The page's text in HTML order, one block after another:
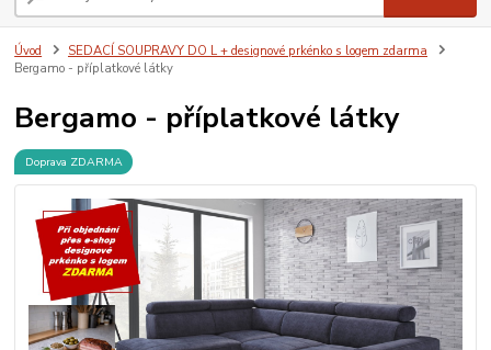
Úvod
SEDACÍ SOUPRAVY DO L + designové prkénko s logem zdarma
Bergamo - příplatkové látky
Bergamo - příplatkové látky
Doprava ZDARMA